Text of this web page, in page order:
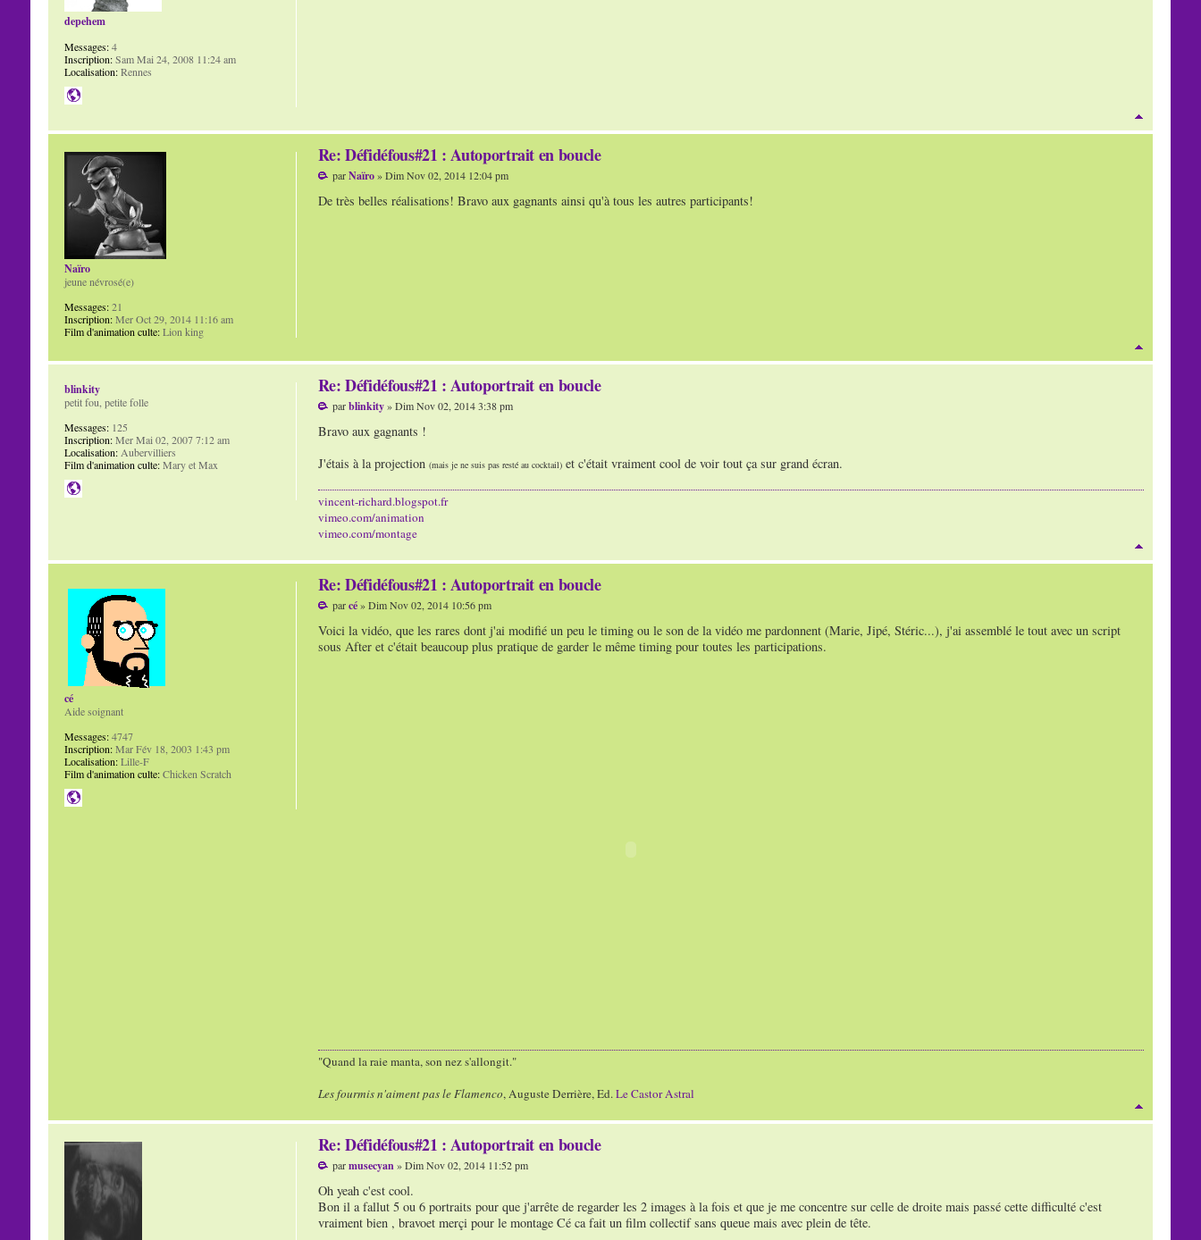
depehem
Messages:4
Inscription:Sam Mai 24, 2008 11:24 am
Localisation:Rennes
Re: Défidéfous#21 : Autoportrait en boucle
parNaïro» Dim Nov 02, 2014 12:04 pm
De très belles réalisations! Bravo aux gagnants ainsi qu'à tous les autres participants!
Naïro
jeune névrosé(e)
Messages:21
Inscription:Mer Oct 29, 2014 11:16 am
Film d'animation culte:Lion king
Re: Défidéfous#21 : Autoportrait en boucle
parblinkity» Dim Nov 02, 2014 3:38 pm
Bravo aux gagnants !
J'étais à la projection (mais je ne suis pas resté au cocktail)et c'était vraiment cool de voir tout ça sur grand écran.
vincent-richard.blogspot.fr
vimeo.com/animation
vimeo.com/montage
blinkity
petit fou, petite folle
Messages:125
Inscription:Mer Mai 02, 2007 7:12 am
Localisation:Aubervilliers
Film d'animation culte:Mary et Max
Re: Défidéfous#21 : Autoportrait en boucle
parcé» Dim Nov 02, 2014 10:56 pm
Voici la vidéo, que les rares dont j'ai modifié un peu le timing ou le son de la vidéo me pardonnent (Marie, Jipé, Stéric...), j'ai assemblé le tout avec un script
sous After et c'était beaucoup plus pratique de garder le même timing pour toutes les participations.
"Quand la raie manta, son nez s'allongit."
Les fourmis n'aiment pas le Flamenco, Auguste Derrière, Ed.Le Castor Astral
cé
Aide soignant
Messages:4747
Inscription:Mar Fév 18, 2003 1:43 pm
Localisation:Lille-F
Film d'animation culte:Chicken Scratch
Re: Défidéfous#21 : Autoportrait en boucle
parmusecyan» Dim Nov 02, 2014 11:52 pm
Oh yeah c'est cool.
Bon il a fallut 5 ou 6 portraits pour que j'arrête de regarder les 2 images à la fois et que je me concentre sur celle de droite mais passé cette difficulté c'est
vraiment bien , bravoet merçi pour le montage Cé ca fait un film collectif sans queue mais avec plein de tête.